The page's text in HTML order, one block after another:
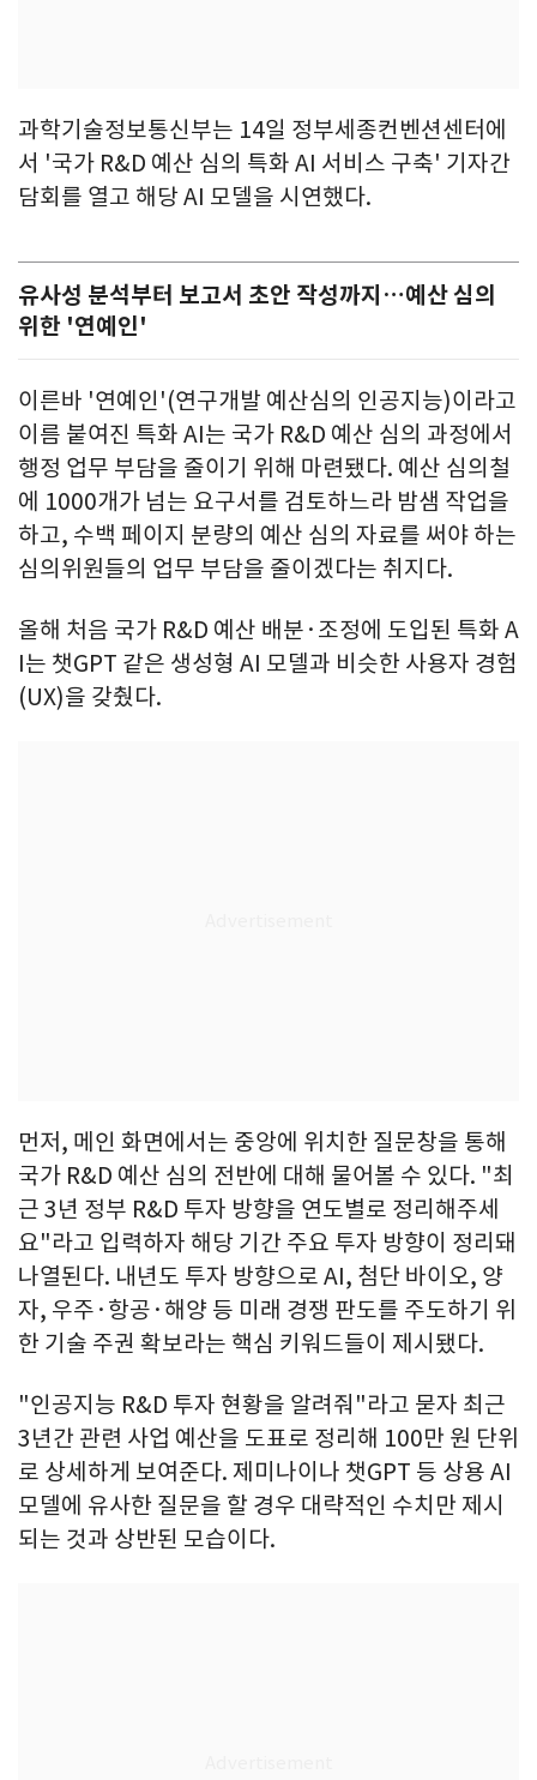
과학기술정보통신부는 14일 정부세종컨벤션센터에
서 '국가 R&D 예산 심의 특화 AI 서비스 구축' 기자간
담회를 열고 해당 AI 모델을 시연했다.
유사성 분석부터 보고서 초안 작성까지…예산 심의
위한 '연예인'
이른바 '연예인'(연구개발 예산심의 인공지능)이라고
이름 붙여진 특화 AI는 국가 R&D 예산 심의 과정에서
행정 업무 부담을 줄이기 위해 마련됐다. 예산 심의철
에 1000개가 넘는 요구서를 검토하느라 밤샘 작업을
하고, 수백 페이지 분량의 예산 심의 자료를 써야 하는
심의위원들의 업무 부담을 줄이겠다는 취지다.
올해 처음 국가 R&D 예산 배분·조정에 도입된 특화 A
I는 챗GPT 같은 생성형 AI 모델과 비슷한 사용자 경험
(UX)을 갖췄다.
먼저, 메인 화면에서는 중앙에 위치한 질문창을 통해
국가 R&D 예산 심의 전반에 대해 물어볼 수 있다. "최
근 3년 정부 R&D 투자 방향을 연도별로 정리해주세
요"라고 입력하자 해당 기간 주요 투자 방향이 정리돼
나열된다. 내년도 투자 방향으로 AI, 첨단 바이오, 양
자, 우주·항공·해양 등 미래 경쟁 판도를 주도하기 위
한 기술 주권 확보라는 핵심 키워드들이 제시됐다.
"인공지능 R&D 투자 현황을 알려줘"라고 묻자 최근
3년간 관련 사업 예산을 도표로 정리해 100만 원 단위
로 상세하게 보여준다. 제미나이나 챗GPT 등 상용 AI
모델에 유사한 질문을 할 경우 대략적인 수치만 제시
되는 것과 상반된 모습이다.